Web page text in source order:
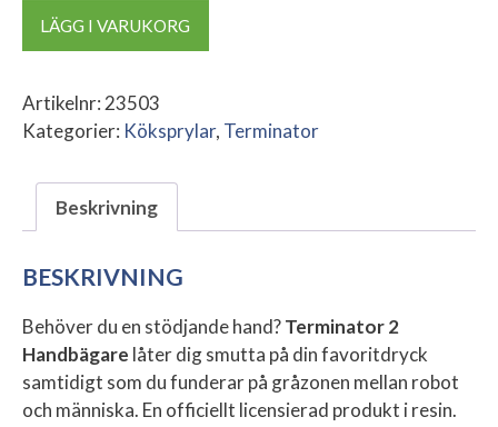
Terminator
mängd
LÄGG I VARUKORG
Artikelnr:23503
Kategorier: Köksprylar, Terminator
Beskrivning
BESKRIVNING
Behöver du en stödjande hand?Terminator 2
Handbägare låter dig smutta på din favoritdryck
samtidigt som du funderar på gråzonen mellan robot
och människa. En officiellt licensierad produkt i resin.